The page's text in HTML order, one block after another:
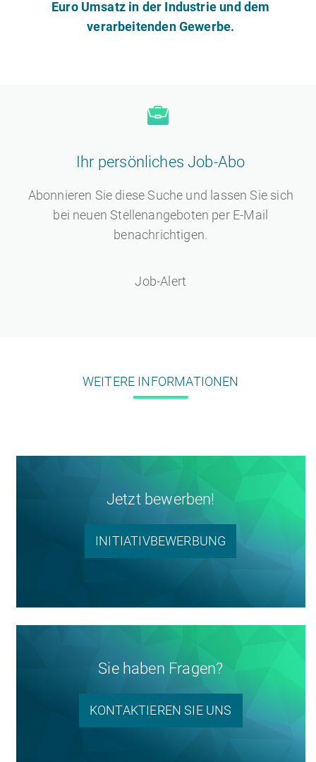
Euro Umsatz in der Industrie und dem
verarbeitenden Gewerbe.
Ihr persönliches Job-Abo
Abonnieren Sie diese Suche und lassen Sie sich
bei neuen Stellenangeboten per E-Mail
benachrichtigen.
Job-Alert
WEITERE INFORMATIONEN
Jetzt bewerben!
INITIATIVBEWERBUNG
Sie haben Fragen?
KONTAKTIEREN SIE UNS